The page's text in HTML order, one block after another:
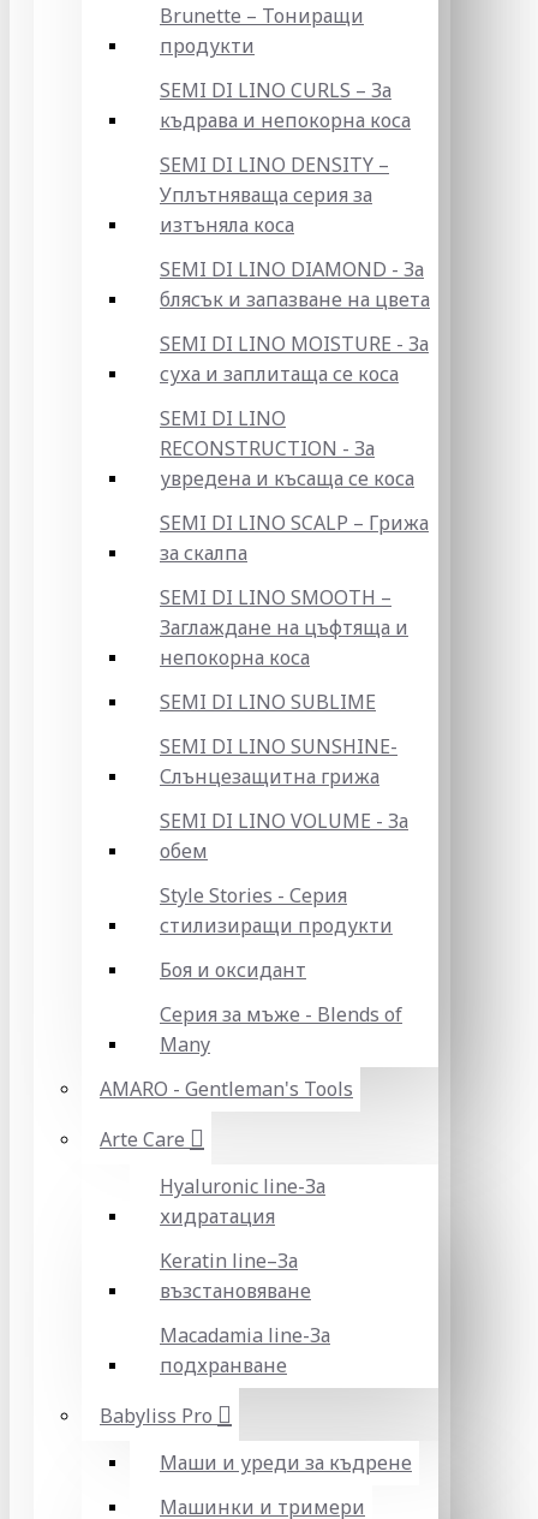
Brunette – Тониращи
продукти
SEMI DI LINO CURLS – За
къдрава и непокорна коса
SEMI DI LINO DENSITY –
Уплътняваща серия за
изтъняла коса
SEMI DI LINO DIAMOND - За
блясък и запазване на цвета
SEMI DI LINO MOISTURE - За
суха и заплитаща се коса
SEMI DI LINO
RECONSTRUCTION - За
увредена и късаща се коса
SEMI DI LINO SCALP – Грижа
за скалпа
SEMI DI LINO SMOOTH –
Заглаждане на цъфтяща и
непокорна коса
SEMI DI LINO SUBLIME
SEMI DI LINO SUNSHINE-
Слънцезащитна грижа
SEMI DI LINO VOLUME - За
обем
Style Stories - Серия
стилизиращи продукти
Боя и оксидант
Серия за мъже - Blends of
Many
AMARO - Gentleman's Tools
Arte Care
Hyaluronic line-За
хидратация
Keratin line–За
възстановяване
Macadamia line-За
подхранване
Babyliss Pro
Маши и уреди за къдрене
Машинки и тримери